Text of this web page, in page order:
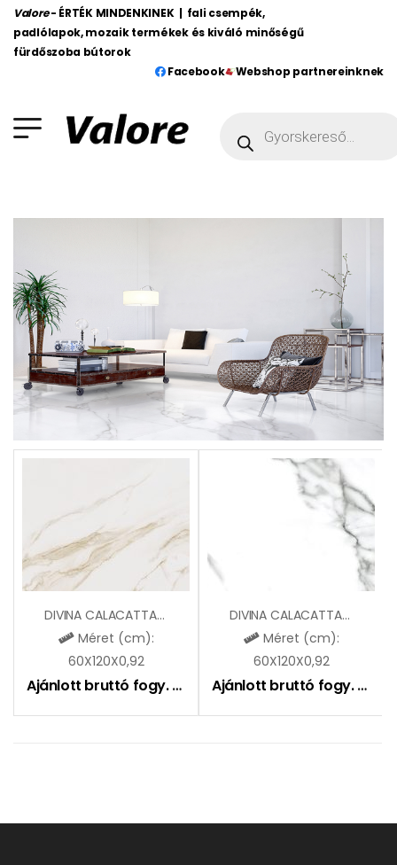
Valore - ÉRTÉK MINDENKINEK | fali csempék,
padlólapok, mozaik termékek és kiváló minőségű
fürdőszoba bútorok
Facebook
Webshop partnereinknek
DIVINA CALACATTA GOLD LAPPATO
Méret (cm):
60X120X0,92
Ajánlott bruttó fogy. ár: 9490Ft
DIVINA CALACATTA LAPPATO
Méret (cm):
60X120X0,92
Ajánlott bruttó fogy. ár: